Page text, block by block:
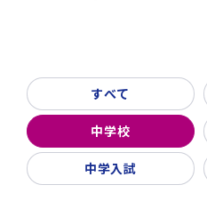
お問い合わせ・資料請求
リンク集
すべて
中学校
中学入試